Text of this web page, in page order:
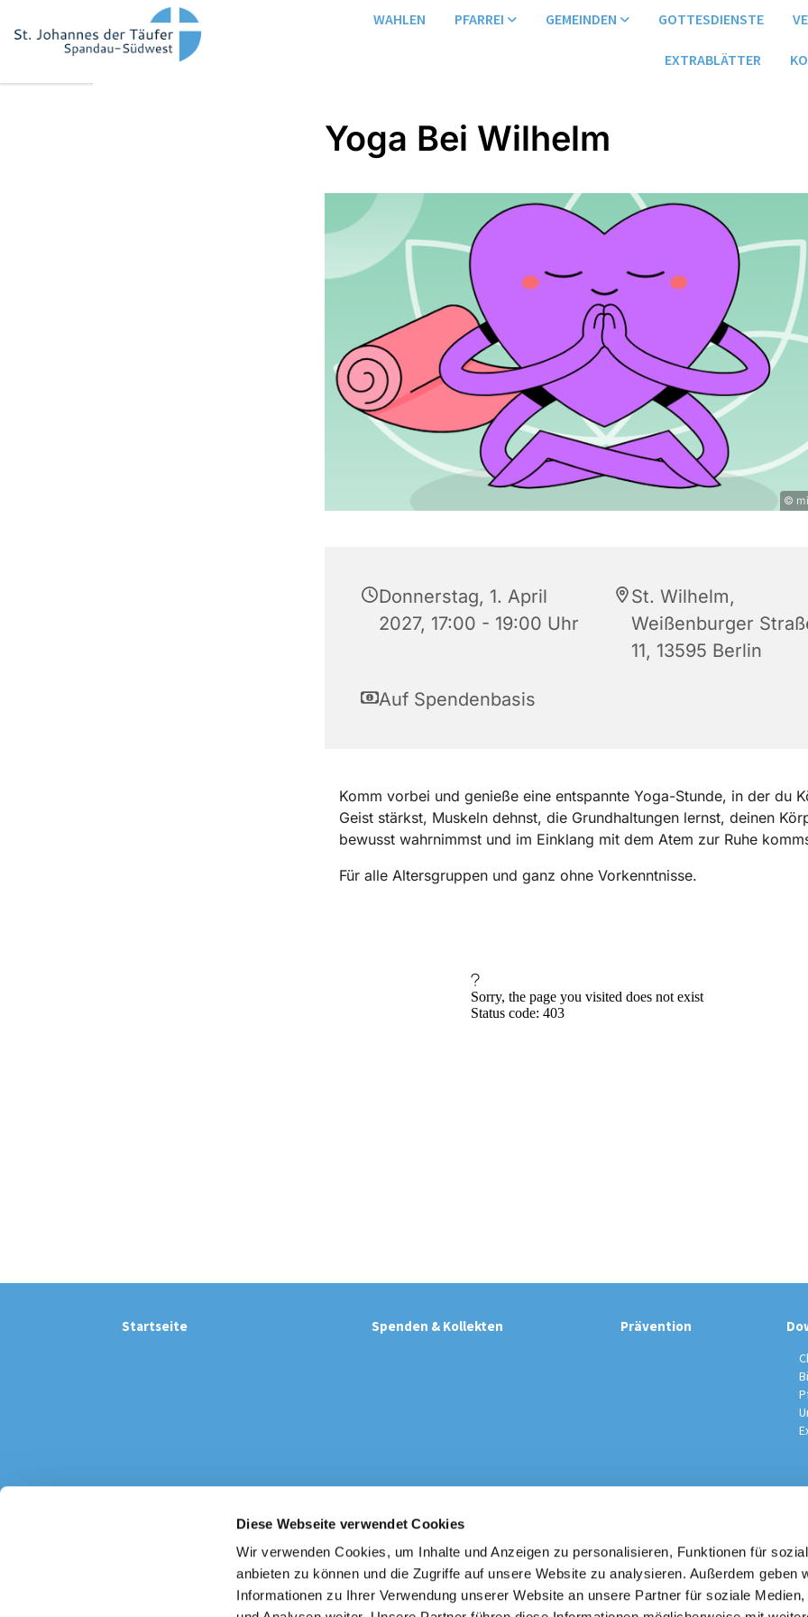
Diese Webseite verwendet Cookies
Wir verwenden Cookies, um Inhalte und Anzeigen zu personalisieren, Funktionen für
anbieten zu können und die Zugriffe auf unsere Website zu analysieren. Außerdem geben
Informationen zu Ihrer Verwendung unserer Website an unsere Partner für soziale Medien,
WAHLEN PFARREI GEMEINDEN GOTTESDIENSTE
EXTRABLÄTTER
Yoga Bei Wilhelm
©
Donnerstag, 1. April
2027, 17:00 - 19:00 Uhr
St. Wilhelm,
Weißenburger
11, 13595 Berlin
Auf Spendenbasis
Komm vorbei und genieße eine entspannte Yoga-Stunde, in der du
Geist stärkst, Muskeln dehnst, die Grundhaltungen lernst, deinen
bewusst wahrnimmst und im Einklang mit dem Atem zur Ruhe
Für alle Altersgruppen und ganz ohne Vorkenntnisse.
Startseite Spenden & Kollekten Prävention
Katholische Kirchengemeinde / Pfarrei St. Johannes der Täufer
Am Kiesteich 50, 13589 Berlin
030 – 373 22 16
info@st-johannes-spandau.de